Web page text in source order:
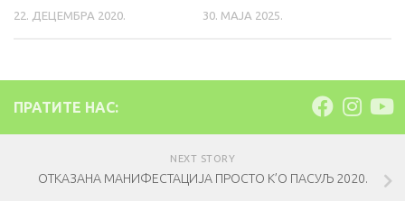
22. ДЕЦЕМБРА 2020. 30. МАЈА 2025.
ПРАТИТЕ НАС:
NEXT STORY
ОТКАЗАНА МАНИФЕСТАЦИЈА ПРОСТО К’О ПАСУЉ 2020.